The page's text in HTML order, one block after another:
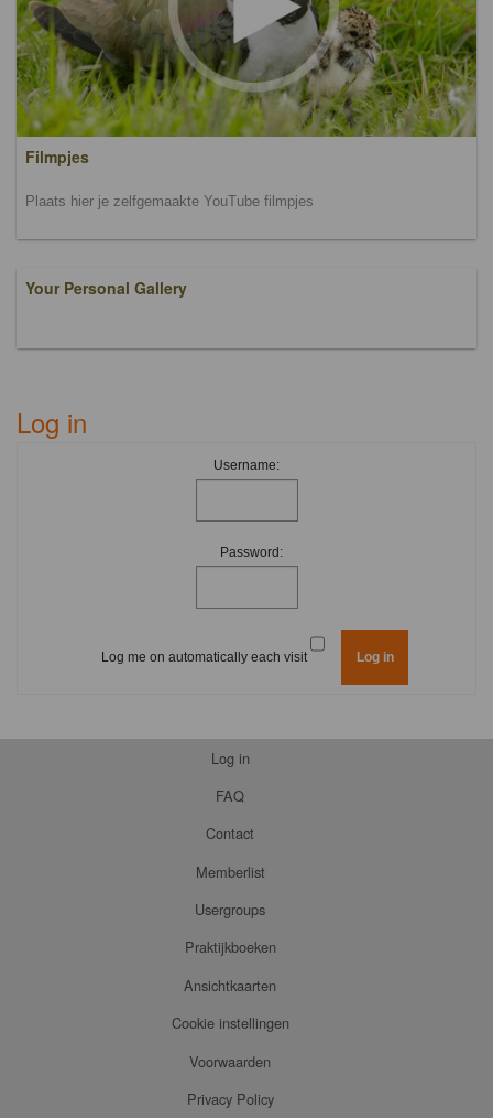
Filmpjes
Plaats hier je zelfgemaakte YouTube filmpjes
Your Personal Gallery
Log in
Username:
Password:
Log me on automatically each visit
Log in
FAQ
Contact
Memberlist
Usergroups
Praktijkboeken
Ansichtkaarten
Cookie instellingen
Voorwaarden
Privacy Policy